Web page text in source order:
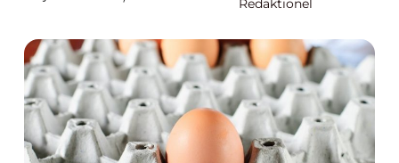
Redaktionel